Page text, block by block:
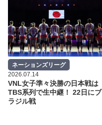
ネーションズリーグ
2026.07.14
VNL女子準々決勝の日本戦は
TBS系列で生中継！ 22日にブ
ラジル戦